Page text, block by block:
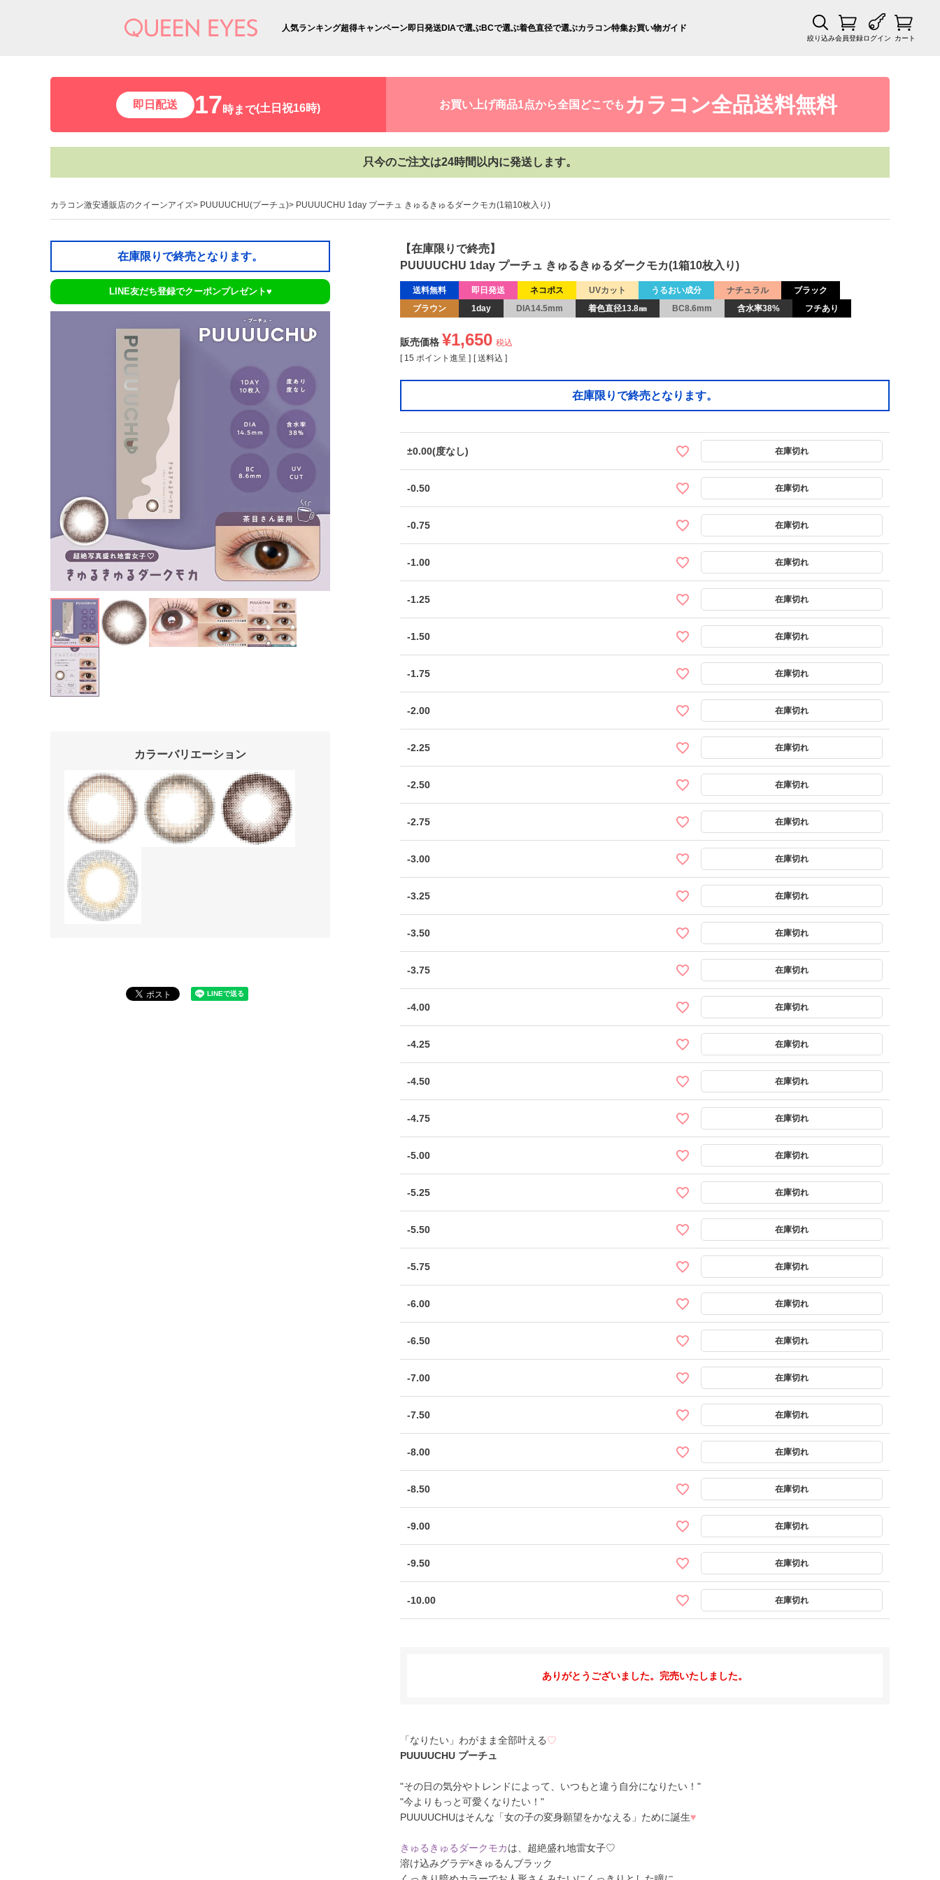
人気ランキング超得キャンペーン即日発送DIAで選ぶBCで選ぶ着色直径で選ぶカラコン特集お買い物ガイド
絞り込み会員登録ログイン カート
即日配送 17時まで(土日祝16時) お買い上げ商品1点から全国どこでも カラコン全品送料無料
只今のご注文は24時間以内に発送します。
カラコン激安通販店のクイーンアイズ PUUUUCHU(プーチュ) PUUUUCHU 1day プーチュ きゅるきゅるダークモカ(1箱10枚入り)
在庫限りで終売となります。
LINE友だち登録でクーポンプレゼント♥
カラーバリエーション
【在庫限りで終売】
PUUUUCHU 1day プーチュ きゅるきゅるダークモカ(1箱10枚入り)
送料無料 即日発送 ネコポス UVカット うるおい成分 ナチュラル
ブラック
ブラウン
1day DIA14.5mm 着色直径13.8㎜ BC8.6mm 含水率38% フチあり
販売価格 ¥1,650 税込
[ 15 ポイント進呈 ] 送料込
在庫限りで終売となります。
±0.00(度なし)
-0.50
-0.75
-1.00
-1.25
-1.50
-1.75
-2.00
-2.25
-2.50
-2.75
-3.00
-3.25
-3.50
-3.75
-4.00
-4.25
-4.50
-4.75
-5.00
-5.25
-5.50
-5.75
-6.00
-6.50
-7.00
-7.50
-8.00
-8.50
-9.00
-9.50
-10.00
ありがとうございました。完売いたしました。
「なりたい」わがまま全部叶える♡
PUUUUCHU プーチュ
"その日の気分やトレンドによって、いつもと違う自分になりたい！"
"今よりもっと可愛くなりたい！"
PUUUUCHUはそんな「女の子の変身願望をかなえる」ために誕生♥
きゅるきゅるダークモカは、超絶盛れ地雷女子♡
溶け込みグラデ×きゅるんブラック